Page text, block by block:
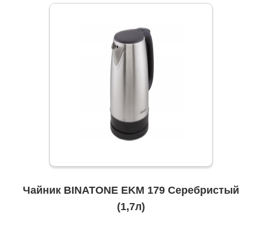
Чайник BINATONE EKM 179 Серебристый
(1,7л)